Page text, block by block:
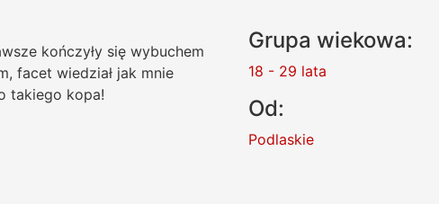
kończyły się wybuchem
facet wiedział jak mnie
takiego kopa!
Grupa wiekowa:
18 - 29 lata
Od:
Podlaskie